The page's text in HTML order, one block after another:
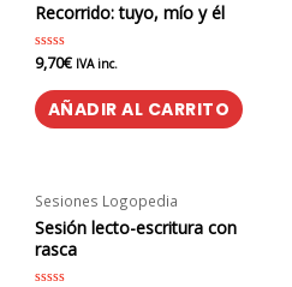
Recorrido: tuyo, mío y él
Valorado
en
de
5
9,70€ IVA inc.
AÑADIR AL CARRITO
Sesiones Logopedia
Sesión lecto-escritura con
rasca